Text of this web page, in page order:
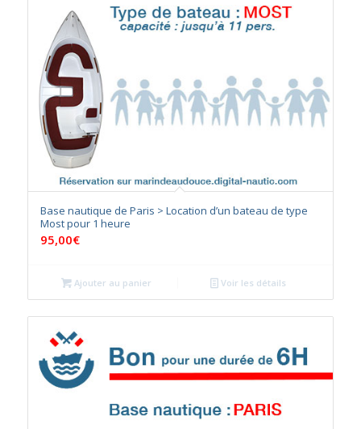
Base nautique de Paris > Location d’un bateau de type
Most pour 1 heure
95,00€
Ajouter au panier Voir les détails